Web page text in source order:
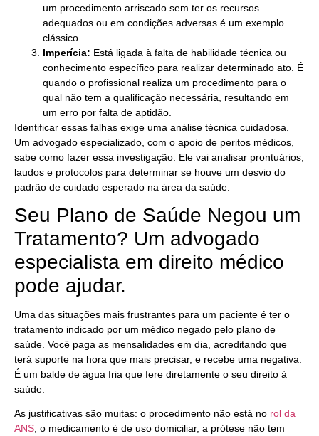
um procedimento arriscado sem ter os recursos
adequados ou em condições adversas é um exemplo
clássico.
Imperícia: Está ligada à falta de habilidade técnica ou
conhecimento específico para realizar determinado ato. É
quando o profissional realiza um procedimento para o
qual não tem a qualificação necessária, resultando em
um erro por falta de aptidão.
Identificar essas falhas exige uma análise técnica cuidadosa.
Um advogado especializado, com o apoio de peritos médicos,
sabe como fazer essa investigação. Ele vai analisar prontuários,
laudos e protocolos para determinar se houve um desvio do
padrão de cuidado esperado na área da saúde.
Seu Plano de Saúde Negou um
Tratamento? Um advogado
especialista em direito médico
pode ajudar.
Uma das situações mais frustrantes para um paciente é ter o
tratamento indicado por um médico negado pelo plano de
saúde. Você paga as mensalidades em dia, acreditando que
terá suporte na hora que mais precisar, e recebe uma negativa.
É um balde de água fria que fere diretamente o seu direito à
saúde.
As justificativas são muitas: o procedimento não está no rol da
ANS , o medicamento é de uso domiciliar, a prótese não tem